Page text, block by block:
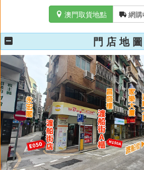
 澳門取貨地點 網購
門 店 地 圖